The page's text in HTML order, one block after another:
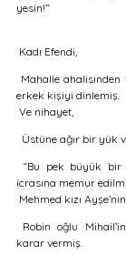
yesin!”
Kadı Efendi,
erkek kişiyi dinlemiş.
Ve nihayet,
Üstüne ağır bir yük
icrasına memur
Mehmed kızı
karar vermiş.